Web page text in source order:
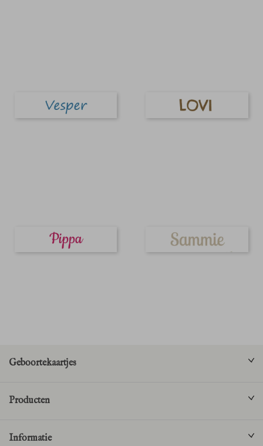
Geboortekaartjes
Producten
Informatie